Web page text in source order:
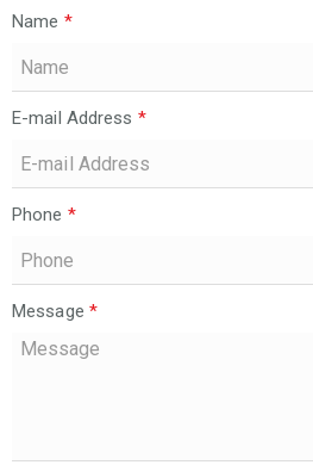
Name *
E-mail Address *
Phone *
Message *